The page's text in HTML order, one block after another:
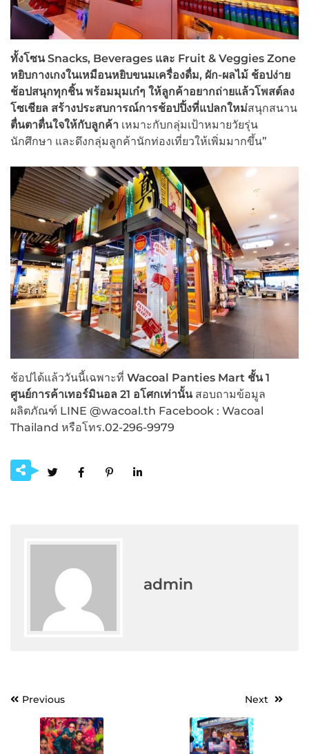
ทั้งโซนSnacks, Beverages และ Fruit & Veggies Zone
หยิบกางเกงในเหมือนหยิบขนมเครื่องดื่ม, ผัก-ผลไม้ ช้อปง่าย
ช้อปสนุกทุกชิ้น พร้อมมุมเก๋ๆ ให้ลูกค้าอยากถ่ายแล้วโพสต์ลง
โซเชียล สร้างประสบการณ์การช้อปปิ้งที่แปลกใหม่สนุกสนาน
ตื่นตาตื่นใจให้กับลูกค้า เหมาะกับกลุ่มเป้าหมายวัยรุ่น
นักศึกษา และดึงกลุ่มลูกค้านักท่องเที่ยวให้เพิ่มมากขึ้น”
ช้อปได้แล้ววันนี้เฉพาะที่ Wacoal Panties Mart ชั้น 1
ศูนย์การค้าเทอร์มินอล 21 อโศกเท่านั้นสอบถามข้อมูล
ผลิตภัณฑ์ LINE @wacoal.th Facebook : Wacoal
Thailand หรือโทร.02-296-9979
admin
PostPrevious Next